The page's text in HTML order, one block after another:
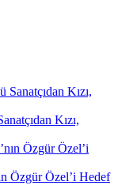
Kızı,
Özgür Özel’i Hedef